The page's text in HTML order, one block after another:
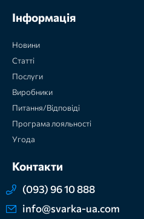
Інформація
Новини
Статті
Послуги
Виробники
Питання/Відповіді
Програма лояльності
Угода
Контакти
(093) 96 10 888
info@svarka-ua.com